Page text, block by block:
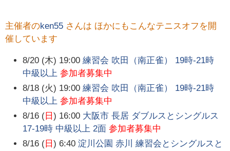
主催者のken55 さんは ほかにもこんなテニスオフを開
催しています
8/20 (木) 19:00 練習会 吹田（南正雀） 19時-21時
中級以上 参加者募集中
8/18 (火) 19:00 練習会 吹田（南正雀） 19時-21時
中級以上 参加者募集中
8/16 ( 日) 16:00 大阪市 長居 ダブルスとシングルス
17-19時 中級以上 2面 参加者募集中
8/16 ( 日) 6:40 淀川公園 赤川 練習会とシングルスと